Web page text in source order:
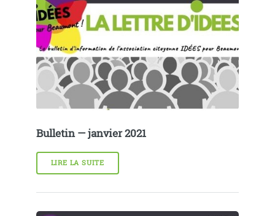
Bulletin — janvier 2021
LIRE LA SUITE